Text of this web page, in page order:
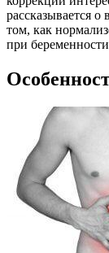
рассказывается
том, как
при